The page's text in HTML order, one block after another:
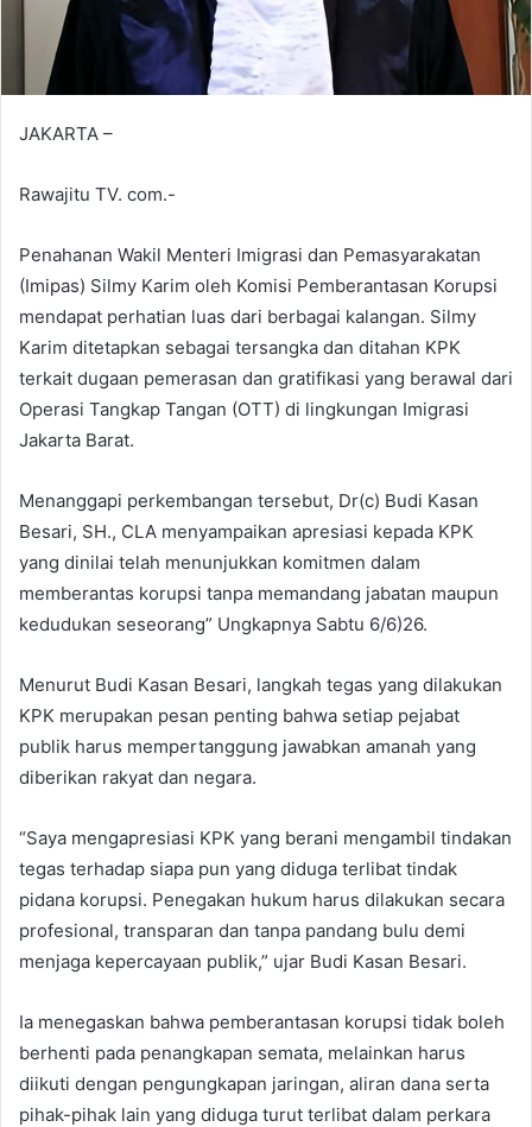
JAKARTA –
Rawajitu TV. com.-
Penahanan Wakil Menteri Imigrasi dan Pemasyarakatan
(Imipas) Silmy Karim oleh Komisi Pemberantasan Korupsi
mendapat perhatian luas dari berbagai kalangan. Silmy
Karim ditetapkan sebagai tersangka dan ditahan KPK
terkait dugaan pemerasan dan gratifikasi yang berawal dari
Operasi Tangkap Tangan (OTT) di lingkungan Imigrasi
Jakarta Barat.
Menanggapi perkembangan tersebut, Dr(c) Budi Kasan
Besari, SH., CLA menyampaikan apresiasi kepada KPK
yang dinilai telah menunjukkan komitmen dalam
memberantas korupsi tanpa memandang jabatan maupun
kedudukan seseorang” Ungkapnya Sabtu 6/6)26.
Menurut Budi Kasan Besari, langkah tegas yang dilakukan
KPK merupakan pesan penting bahwa setiap pejabat
publik harus mempertanggung jawabkan amanah yang
diberikan rakyat dan negara.
“Saya mengapresiasi KPK yang berani mengambil tindakan
tegas terhadap siapa pun yang diduga terlibat tindak
pidana korupsi. Penegakan hukum harus dilakukan secara
profesional, transparan dan tanpa pandang bulu demi
menjaga kepercayaan publik,” ujar Budi Kasan Besari.
Ia menegaskan bahwa pemberantasan korupsi tidak boleh
berhenti pada penangkapan semata, melainkan harus
diikuti dengan pengungkapan jaringan, aliran dana serta
pihak-pihak lain yang diduga turut terlibat dalam perkara